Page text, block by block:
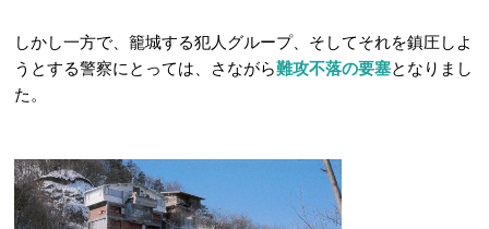
しかし一方で、籠城する犯人グループ、そしてそれを鎮圧しよ
うとする警察にとっては、さながら難攻不落の要塞となりまし
た。